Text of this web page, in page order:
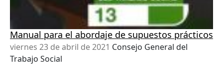
Manual para el abordaje de supuestos prácticos
viernes 23 de abril de 2021 Consejo General del
Trabajo Social